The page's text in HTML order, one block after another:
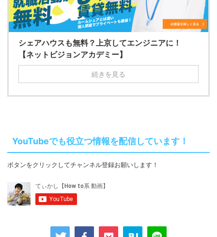
シェアハウスも無料？上京してエンジニアに！
【ネットビジョンアカデミー】
続きを見る
YouTubeでも役立つ情報を配信しています！
ボタンをクリックしてチャンネル登録お願いします！